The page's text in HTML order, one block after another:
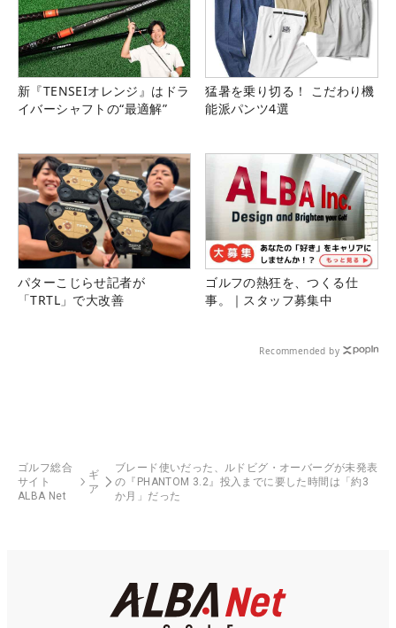
新『TENSEIオレンジ』はドラ
イバーシャフトの“最適解”
猛暑を乗り切る！ こだわり機
能派パンツ4選
パターこじらせ記者が
「TRTL」で大改善
ゴルフの熱狂を、つくる仕
事。｜スタッフ募集中
Recommended by
ゴルフ総合
サイト
ALBA Net
ギ
ア
ブレード使いだった、ルドビグ・オーバーグが未発表
の『PHANTOM 3.2』投入までに要した時間は「約3
か月」だった